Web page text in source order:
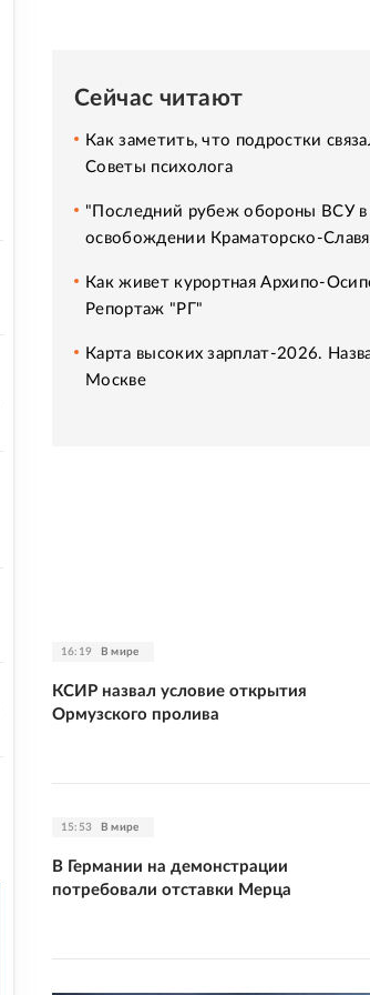
Сейчас читают
Как заметить, что подростки
Советы психолога
"Последний рубеж обороны ВСУ
освобождении Краматорско-
Как живет курортная Архипо-
Репортаж "РГ"
Карта высоких зарплат-2026.
Москве
16:19 В мире
КСИР назвал условие открытия
Ормузского пролива
15:53 В мире
В Германии на демонстрации
потребовали отставки Мерца